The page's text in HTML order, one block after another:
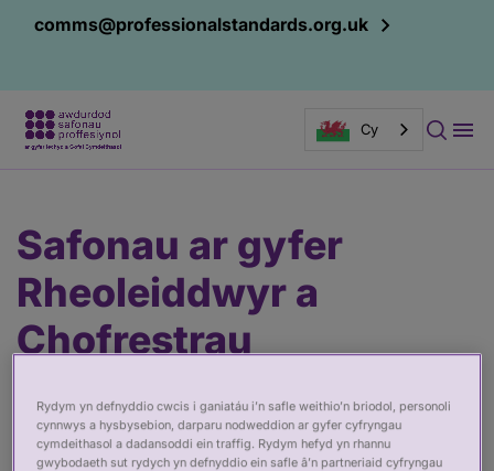
comms@professionalstandards.org.uk
Cy
gynnwys
tudalen
Safonau ar gyfer
Rheoleiddwyr a
Chofrestrau
categorïau
Rydym yn defnyddio cwcis i ganiatáu i’n safle weithio’n briodol, personoli
cynnwys a hysbysebion, darparu nodweddion ar gyfer cyfryngau
cymdeithasol a dadansoddi ein traffig. Rydym hefyd yn rhannu
gwybodaeth sut rydych yn defnyddio ein safle â’n partneriaid cyfryngau